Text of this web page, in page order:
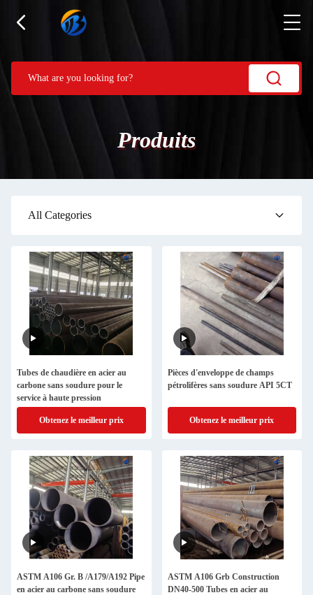
Produits
All Categories
Tubes de chaudière en acier au
carbone sans soudure pour le
service à haute pression
Obtenez le meilleur prix
Pièces d'enveloppe de champs
pétrolifères sans soudure API 5CT
Obtenez le meilleur prix
ASTM A106 Gr. B /A179/A192 Pipe
en acier au carbone sans soudure
ASTM A106 Grb Construction
DN40-500 Tubes en acier au